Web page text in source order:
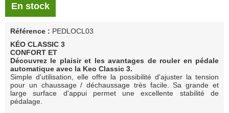
En stock
Référence : PEDLOCL03
KÉO CLASSIC 3
CONFORT ET
Découvrez le plaisir et les avantages de rouler en pédale
automatique avec la Keo Classic 3.
Simple d'utilisation, elle offre la possibilité d'ajuster la tension
pour un chaussage / déchaussage très facile. Sa grande et
large surface d'appui permet une excellente stabilité de
pédalage.